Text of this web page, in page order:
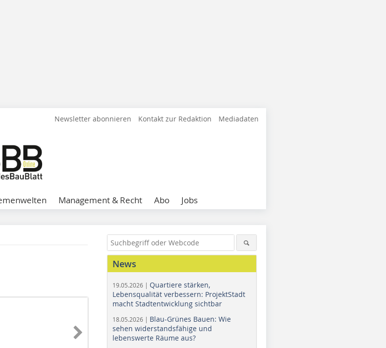
Newsletter abonnieren Kontakt zur Redaktion Mediadaten
Management & Recht Abo Jobs
News
19.05.2026 | Quartiere stärken,
Lebensqualität verbessern: ProjektStadt
macht Stadtentwicklung sichtbar
18.05.2026 | Blau-Grünes Bauen: Wie
sehen widerstandsfähige und
lebenswerte Räume aus?